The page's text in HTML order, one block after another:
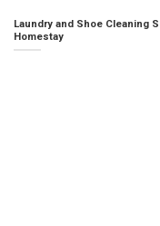
Laundry and Shoe Cleaning
Homestay